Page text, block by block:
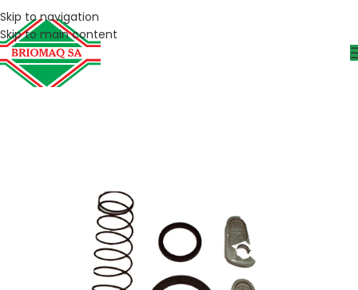
Skip to navigation
Skip to main content